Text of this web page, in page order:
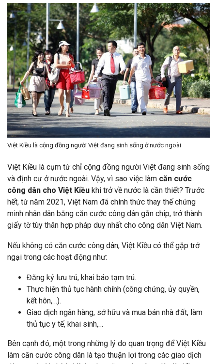
Việt Kiều là cộng đồng người Việt đang sinh sống ở nước ngoài
Việt Kiều là cụm từ chỉ cộng đồng người Việt đang sinh sống
và định cư ở nước ngoài. Vậy, vì sao việc làm căn cước
công dân cho Việt Kiều khi trở về nước là cần thiết? Trước
hết, từ năm 2021, Việt Nam đã chính thức thay thế chứng
minh nhân dân bằng căn cước công dân gắn chip, trở thành
giấy tờ tùy thân hợp pháp duy nhất cho công dân Việt Nam.
Nếu không có căn cước công dân, Việt Kiều có thể gặp trở
ngại trong các hoạt động như:
Đăng ký lưu trú, khai báo tạm trú.
Thực hiện thủ tục hành chính (công chứng, ủy quyền,
kết hôn,…).
Giao dịch ngân hàng, sở hữu và mua bán nhà đất, làm
thủ tục y tế, khai sinh,…
Bên cạnh đó, một trong những lý do quan trọng để Việt Kiều
làm căn cước công dân là tạo thuận lợi trong các giao dịch